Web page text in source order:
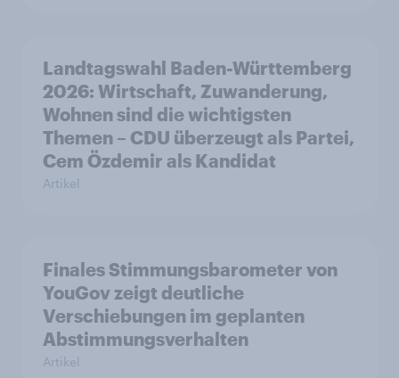
Landtagswahl Baden-Württemberg
2026: Wirtschaft, Zuwanderung,
Wohnen sind die wichtigsten
Themen – CDU überzeugt als Partei,
Cem Özdemir als Kandidat
Artikel
Finales Stimmungsbarometer von
YouGov zeigt deutliche
Verschiebungen im geplanten
Abstimmungsverhalten
Artikel